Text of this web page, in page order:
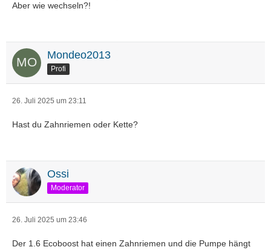
Aber wie wechseln?!
Mondeo2013
Profi
26. Juli 2025 um 23:11
Hast du Zahnriemen oder Kette?
Ossi
Moderator
26. Juli 2025 um 23:46
Der 1.6 Ecoboost hat einen Zahnriemen und die Pumpe hängt